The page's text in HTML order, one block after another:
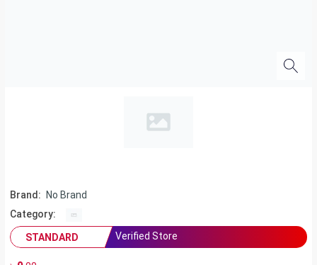
Brand:
No Brand
Category:
STANDARD
Verified Store